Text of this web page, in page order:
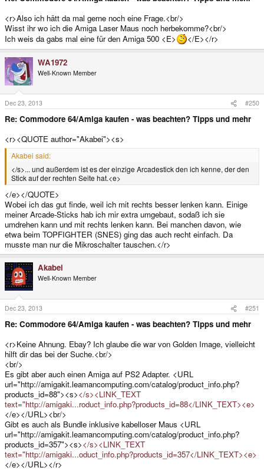
<r>Also ich hätt da mal gerne noch eine Frage.<br/>
Wisst ihr wo ich die Amiga Laser Maus noch herbekomme?<br/>
Ich weis da gabs mal eine für den Amiga 500 <E>
</E></r>
WA1972
Well-Known Member
Dec 23, 2013 #250
Re: Commodore 64/Amiga kaufen - was beachten? Tipps und mehr
<r><QUOTE author="Akabei"><s>
Akabei said:
</s>... und außerdem ist es der einzige Arcadestick den ich kenne, der den
Stick auf der rechten Seite hat.<e>
</e></QUOTE>
Wobei ich das gut finde, weil ich mit rechts besser lenken kann. Einige
meiner Arcade-Sticks hab ich mir extra umgebaut, sodaß ich sie
umdrehen kann und mit rechts lenken kann. Bei manchen davon, wie
etwa beim TOPFIGHTER (SNES) ging das auch recht einfach. Da
musste man nur die Mikroschalter tauschen.</r>
Akabei
Well-Known Member
Dec 23, 2013 #251
Re: Commodore 64/Amiga kaufen - was beachten? Tipps und mehr
<r>Keine Ahnung. Ebay? Ich glaube die war von Golden Image, vielleicht
hilft dir das bei der Suche.<br/>
<br/>
Es gibt aber auch einen Amiga auf PS2 Adapter. <URL
url="http://amigakit.leamancomputing.com/catalog/product_info.php?
products_id=88"><s></s><LINK_TEXT
text="http://amigaki...roduct_info.php?products_id=88</LINK_TEXT><e>
</e></URL><br/>
Gibt es auch als Bundle inklusive kabelloser Maus <URL
url="http://amigakit.leamancomputing.com/catalog/product_info.php?
products_id=357"><s></s><LINK_TEXT
text="http://amigaki...oduct_info.php?products_id=357</LINK_TEXT><e>
</e></URL></r>